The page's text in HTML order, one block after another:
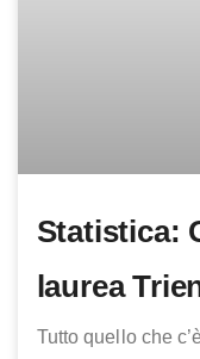
Statistica:
laurea
Tutto quello che